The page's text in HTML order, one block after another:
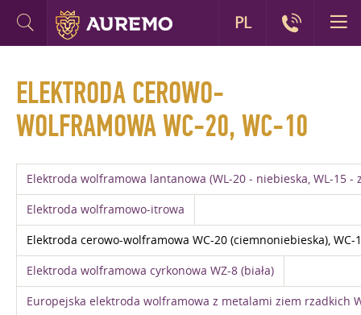
ELEKTRODA CEROWO-
WOLFRAMOWA WC-20, WC-10
Elektroda wolframowa lantanowa (WL-20 - niebieska, WL-15 -
Elektroda wolframowo-itrowa
Elektroda cerowo-wolframowa WC-20 (ciemnoniebieska), WC-
Elektroda wolframowa cyrkonowa WZ-8 (biała)
Europejska elektroda wolframowa z metalami ziem rzadkich
PL